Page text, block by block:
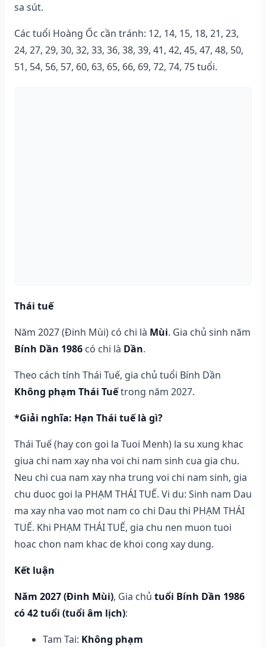
sa sút.
Các tuổi Hoàng Ốc cần tránh: 12, 14, 15, 18, 21, 23,
24, 27, 29, 30, 32, 33, 36, 38, 39, 41, 42, 45, 47, 48, 50,
51, 54, 56, 57, 60, 63, 65, 66, 69, 72, 74, 75 tuổi.
Thái tuế
Năm 2027 (Đinh Mùi) có chi là Mùi. Gia chủ sinh năm
Bính Dần 1986 có chi là Dần.
Theo cách tính Thái Tuế, gia chủ tuổi Bính Dần
Không phạm Thái Tuếtrong năm 2027.
*Giải nghĩa: Hạn Thái tuế là gì?
Thái Tuế (hay con goi la Tuoi Menh) la su xung khac
giua chi nam xay nha voi chi nam sinh cua gia chu.
Neu chi cua nam xay nha trung voi chi nam sinh, gia
chu duoc goi la PHẠM THÁI TUẾ. Vi du: Sinh nam Dau
ma xay nha vao mot nam co chi Dau thi PHẠM THÁI
TUẾ. Khi PHẠM THÁI TUẾ, gia chu nen muon tuoi
hoac chon nam khac de khoi cong xay dung.
Kết luận
Năm 2027 (Đinh Mùi), Gia chủ tuổi Bính Dần 1986
có 42 tuổi (tuổi âm lịch):
Tam Tai: Không phạm